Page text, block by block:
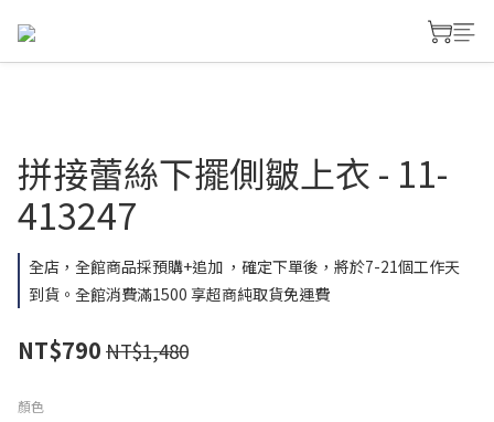
拼接蕾絲下擺側皺上衣 - 11-
413247
全店，全館商品採預購+追加 ，確定下單後，將於7-21個工作天
到貨。全館消費滿1500 享超商純取貨免運費
NT$790 NT$1,480
顏色